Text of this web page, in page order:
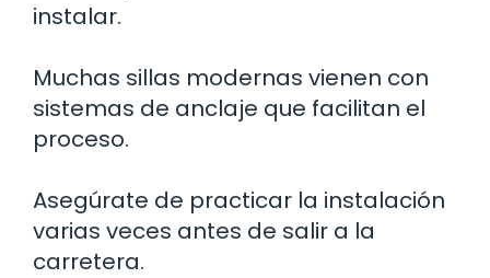
instalar.
Muchas sillas modernas vienen con
sistemas de anclaje que facilitan el
proceso.
Asegúrate de practicar la instalación
varias veces antes de salir a la
carretera.